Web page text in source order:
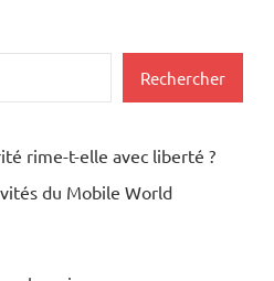
Rechercher
rime-t-elle avec liberté ?
du Mobile World